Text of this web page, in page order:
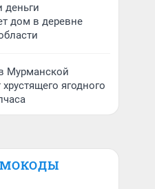
деньги
дом в деревне
Мурманской
ягодного